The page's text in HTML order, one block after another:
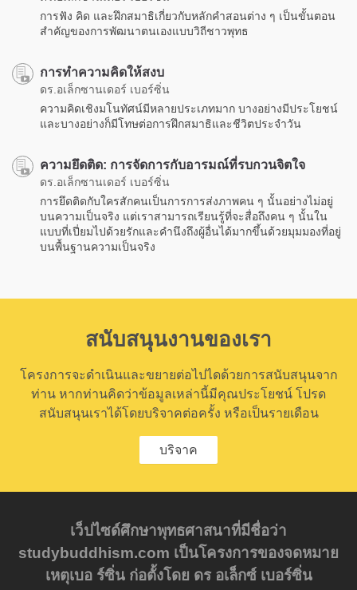
การฟัง คิด และฝึกสมาธิเกี่ยวกับหลักคำสอนต่าง ๆ เป็นขั้นตอน
สำคัญของการพัฒนาตนเองแบบวิถีชาวพุทธ
การทำความคิดให้สงบ
ดร.อเล็กซานเดอร์ เบอร์ซิ่น
ความคิดเชิงมโนทัศน์มีหลายประเภทมาก บางอย่างมีประโยชน์
และบางอย่างก็มีโทษต่อการฝึกสมาธิและชีวิตประจำวัน
ความยึดติด: การจัดการกับอารมณ์ที่รบกวนจิตใจ
ดร.อเล็กซานเดอร์ เบอร์ซิ่น
การยึดติดกับใครสักคนเป็นการการส่งภาพคน ๆ นั้นอย่างไม่อยู่
บนความเป็นจริง แต่เราสามารถเรียนรู้ที่จะสื่อถึงคน ๆ นั้นใน
แบบที่เปี่ยมไปด้วยรักและคำนึงถึงผู้อื่นได้มากขึ้นด้วยมุมมองที่อยู่
บนพื้นฐานความเป็นจริง
สนับสนุนงานของเรา
โครงการจะดำเนินและขยายต่อไปไดด้วยการสนับสนุนจาก
ท่าน หากท่านคิดว่าข้อมูลเหล่านี้มีคุณประโยชน์ โปรด
สนับสนุนเราได้โดยบริจาคต่อครั้ง หรือเป็นรายเดือน
บริจาค
เว็ปไซด์ศึกษาพุทธศาสนาที่มีชื่อว่า
studybuddhism.com เป็นโครงการของจดหมาย
เหตุเบอ ร์ซิ่น ก่อตั้งโดย ดร อเล็กซ์ เบอร์ซิ่น